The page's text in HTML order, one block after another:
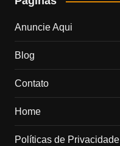
Anuncie Aqui
Blog
Contato
Home
Políticas de Privacidade